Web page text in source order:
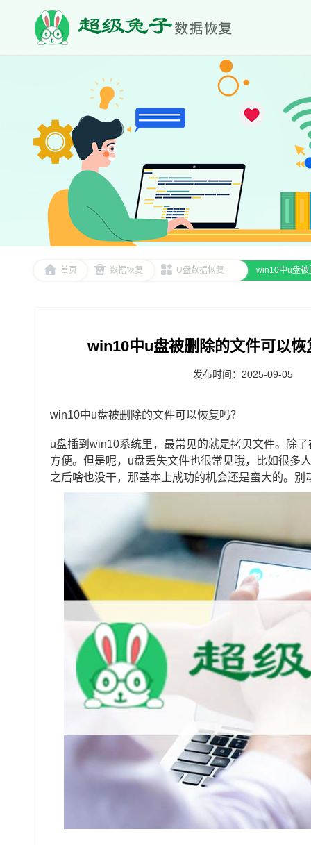
首页 数据恢复 U盘数据恢复 win10中u盘被
win10中u盘被删除的文件可以
发布时间：2025-09-05
win10中u盘被删除的文件可以恢复吗？
u盘插到win10系统里，最常见的就是拷贝文件。除
方便。但是呢，u盘丢失文件也很常见哦，比如很多
之后啥也没干，那基本上成功的机会还是蛮大的。别